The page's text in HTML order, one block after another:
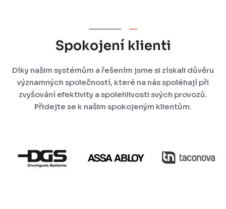
Spokojení klienti
Díky našim systémům a řešením jsme si získali důvěru
významných společností, které na nás spoléhají při
zvyšování efektivity a spolehlivosti svých provozů.
Přidejte se k našim spokojeným klientům.